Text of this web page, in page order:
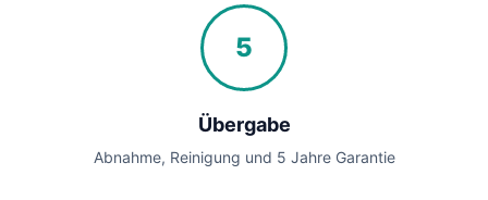
5
Übergabe
Abnahme, Reinigung und 5 Jahre Garantie